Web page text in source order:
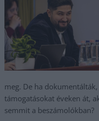
meg. De ha
támogatásokat éveken át,
semmit a beszámolókban?